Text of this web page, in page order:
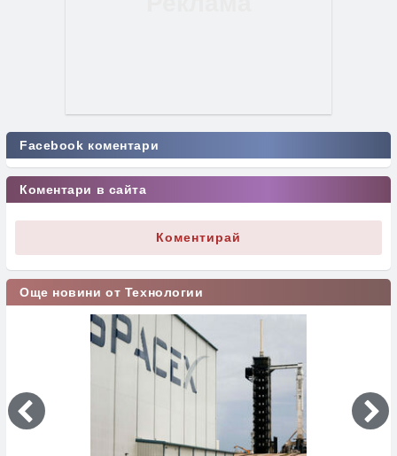
Facebook коментари
Коментари в сайта
Коментирай
Още новини от Технологии